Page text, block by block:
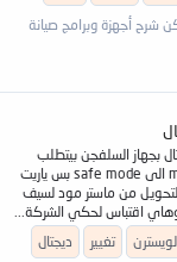
شرح أجهزة وبرامج صيانة
بجهاز السلفجن بيتطلب
احياناً انو انغير المود الخاص باللوحة من master mode الى safe mode بس ياريت
من ماستر مود لسيف
تغيير
ديجتال